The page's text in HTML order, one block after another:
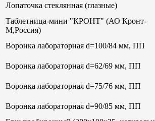
Лопаточка стеклянная (глазные)
Таблетница-мини "КРОНТ" (АО Кронт-
М,Россия)
Воронка лабораторная d=100/84 мм, ПП
Воронка лабораторная d=62/69 мм, ПП
Воронка лабораторная d=75/76 мм, ПП
Воронка лабораторная d=90/85 мм, ПП